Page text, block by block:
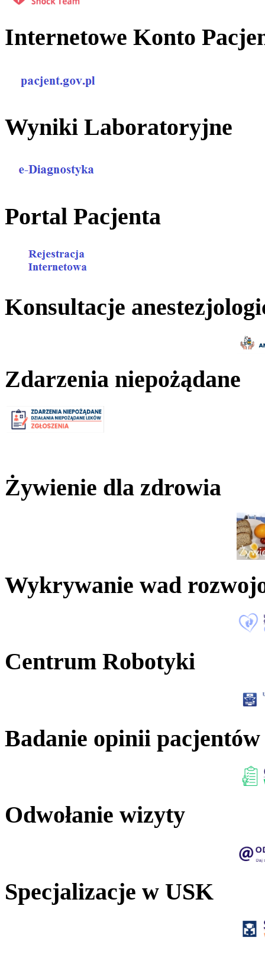
Internetowe Konto
Wyniki Laboratoryjne
Portal Pacjenta
Konsultacje
Zdarzenia niepożądane
Żywienie dla zdrowia
Wykrywanie wad
Centrum Robotyki
Badanie opinii pacjentów
Odwołanie wizyty
Specjalizacje w USK